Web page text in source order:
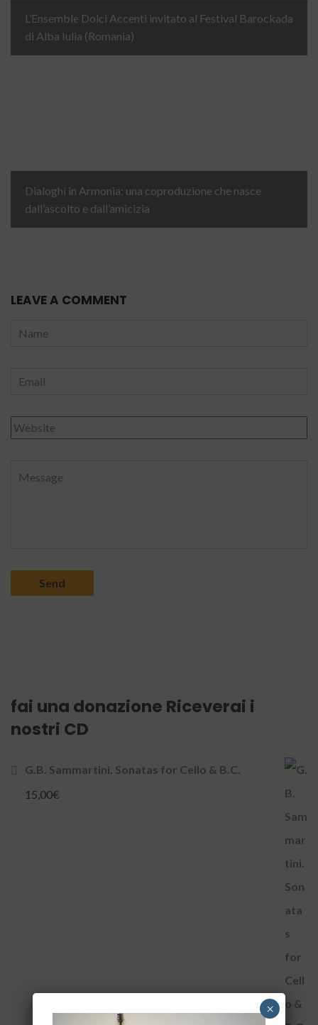
L’Ensemble Dolci Accenti invitato al Festival Barockada
di Alba Iulia (Romania)
Dialoghi in Armonia: una coproduzione che nasce
dall’ascolto e dall’amicizia
LEAVE A COMMENT
fai una donazione Riceverai i
nostri CD
G.B. Sammartini. Sonatas for Cello & B.C.
15,00€
×